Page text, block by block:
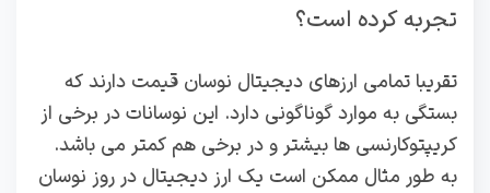
تجربه کرده است؟
تقریبا تمامی ارزهای دیجیتال نوسان قیمت دارند که
بستگی به موارد گوناگونی دارد. این نوسانات در برخی از
کریپتوکارنسی ها بیشتر و در برخی هم کمتر می باشد.
به طور مثال ممکن است یک ارز دیجیتال در روز نوسان